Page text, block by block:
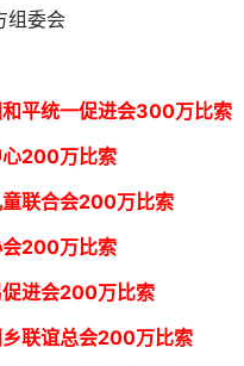
组委会
和平统一促进会300万比索
200万比索
童联合会200万比索
200万比索
进会200万比索
联谊总会200万比索